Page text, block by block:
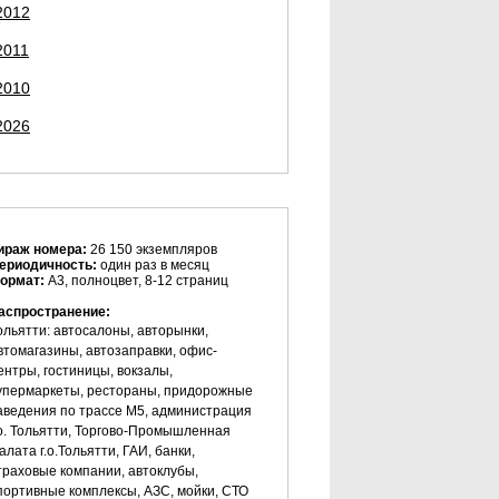
номера: 26 150 экземпляров
один раз в месяц
А3, полноцвет, 8-12 страниц
автосалоны, авторынки,
автозаправки, офис-
гостиницы, вокзалы,
рестораны, придорожные
по трассе М5, администрация
Тольятти, Торгово-Промышленная
г.о.Тольятти, ГАИ, банки,
компании, автоклубы,
комплексы, АЗС, мойки, СТО